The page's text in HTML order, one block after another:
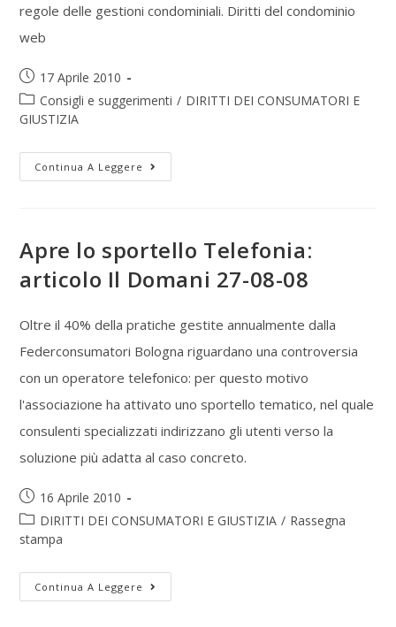
regole delle gestioni condominiali. Diritti del condominio
web
17 Aprile 2010
Consigli e suggerimenti / DIRITTI DEI CONSUMATORI E
GIUSTIZIA
Continua A Leggere
Apre lo sportello Telefonia:
articolo Il Domani 27-08-08
Oltre il 40% della pratiche gestite annualmente dalla
Federconsumatori Bologna riguardano una controversia
con un operatore telefonico: per questo motivo
l'associazione ha attivato uno sportello tematico, nel quale
consulenti specializzati indirizzano gli utenti verso la
soluzione più adatta al caso concreto.
16 Aprile 2010
DIRITTI DEI CONSUMATORI E GIUSTIZIA / Rassegna
stampa
Continua A Leggere